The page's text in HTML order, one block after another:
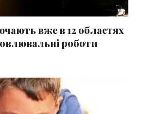
вже в 12 областях
роботи